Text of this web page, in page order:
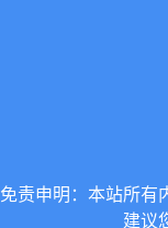
免责申明：本站所有
建议